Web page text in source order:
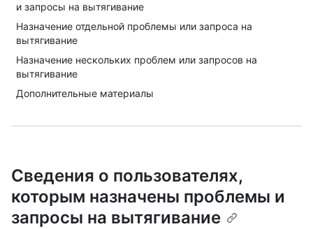
и запросы на вытягивание
Назначение отдельной проблемы или запроса на
вытягивание
Назначение нескольких проблем или запросов на
вытягивание
Дополнительные материалы
Сведения о пользователях,
которым назначены проблемы и
запросы на вытягивание